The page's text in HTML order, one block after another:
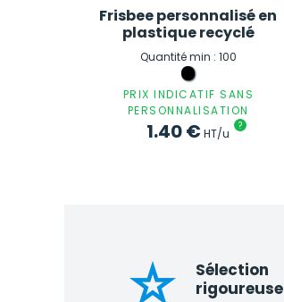
Frisbee personnalisé en
plastique recyclé
Quantité min : 100
PRIX INDICATIF SANS
PERSONNALISATION
1.40€HT/u
?
Sélection
rigoureuse